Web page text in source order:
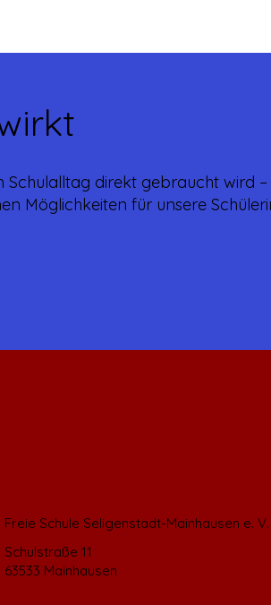
Schulalltag direkt gebraucht wird
Möglichkeiten für unsere
Freie Schule Seligenstadt-Mainhausen e. V.
Schulstraße 11
63533 Mainhausen